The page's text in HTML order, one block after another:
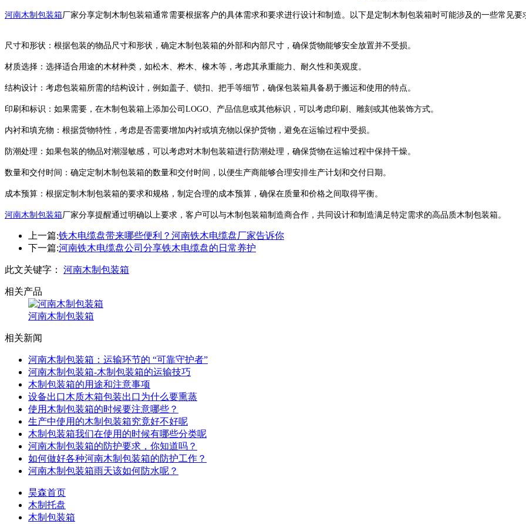
河南木制包装箱厂家分享定制木制包装箱通常需要根据客户的具体需求和要求进行设计和制造。以下是定制木制包装箱时可能涉及的一些常见要
尺寸和形状：根据包装的物品尺寸和形状，确定木制包装箱的外部和内部尺寸，确保货物能够安全放置并不受损。
材质选择：选择适合用途的木材种类，如松木、桦木、橡木等，考虑其承重能力、耐久性和美观度。
结构设计：考虑包装箱所需的结构设计，例如盖子、锁扣、把手等细节，确保包装箱具备易于搬运和使用的特点。
印刷和标识：如果需要，在木制包装箱上添加公司LOGO、产品信息或其他标识，可以考虑印刷、雕刻或其他装饰方式。
内衬和填充物：根据货物特性，考虑是否需要增加内衬或填充物以保护货物，避免在运输过程中受损。
防潮处理：如果包装的物品对潮湿敏感，可以考虑对木制包装箱进行防潮处理，确保货物在运输过程中保持干燥。
数量和交付时间：确定定制木制包装箱的数量和交付时间，以便生产商能够合理安排生产计划和交付日期。
成本预算：根据定制木制包装箱的要求和规格，制定合理的成本预算，确保在质量和价格之间取得平衡。
河南木制包装箱厂家分享提醒通过明确以上要求，客户可以与木制包装箱制造商合作，共同设计和制造满足特定需求的高品质木制包装箱。
上一篇:铁木电缆盘带来哪些便利？河南铁木电缆盘厂家告诉你
下一篇:河南铁木电缆盘公司分享铁木电缆盘的日常养护
此文关键字： 河南木制包装箱
相关产品
河南木制包装箱
相关新闻
河南木制包装箱：运输环节的 “可靠守护者”
河南木制包装箱-木制包装箱的运输技巧
木制包装箱的用途和注意事项
设备出口木质木箱包装出口为什么要熏蒸
使用木制包装箱的时候要注意哪些？
生产中使用的木制包装箱究竟好不好呢
木制包装箱我们在使用的时候有哪些分类呢
河南木制包装箱的防护要求，你知道吗？
如何做好各种河南木制包装箱的防护工作？
河南木制包装箱雨天该如何防水呢？
昊森首页
木制托盘
木制包装箱